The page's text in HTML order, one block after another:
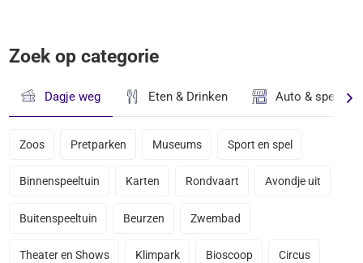
Zoek op categorie
Dagje weg Eten & Drinken Auto &
Zoos Pretparken Museums Sport en spel
Binnenspeeltuin Karten Rondvaart Avondje uit
Buitenspeeltuin Beurzen Zwembad
Theater en Shows Klimpark Bioscoop Circus